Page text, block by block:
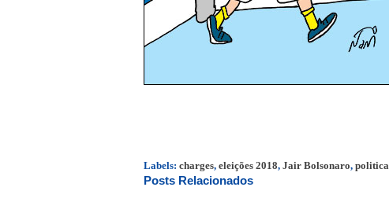
Labels: charges, eleições 2018, Jair Bolsonaro, politica
Posts Relacionados